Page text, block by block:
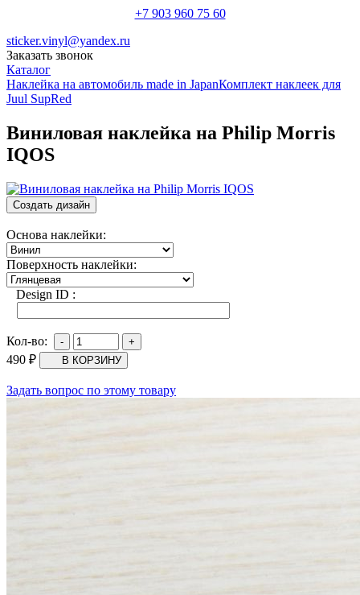
+7 903 960 75 60
sticker.vinyl@yandex.ru
Заказать звонок
Каталог
Наклейка на автомобиль made in JapanКомплект наклеек для
Juul SupRed
Виниловая наклейка на Philip Morris
IQOS
Создать дизайн
Основа наклейки:
Поверхность наклейки:
Design ID :
Кол-во:
490 ₽
Задать вопрос по этому товару